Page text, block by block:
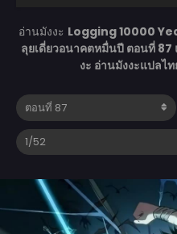
อ่านมังงะ Logging 10000
ลุยเดี่ยวอนาคตหมื่นปี ตอนที่ 87
งะ อ่านมังงะแปลไ